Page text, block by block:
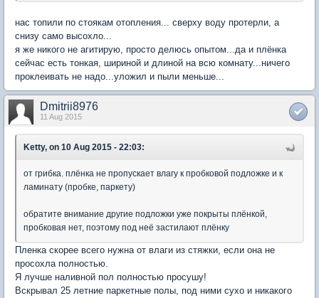
нас топили по стоякам отопления... сверху воду протерли, а
снизу само высохло...
я же никого не агитирую, просто делюсь опытом...да и плёнка
сейчас есть тонкая, шириной и длиной на всю комнату...ничего
проклеивать не надо...уложил и пыли меньше...
Dmitrii8976
11 Aug 2015
Ketty, on 10 Aug 2015 - 22:03:
от грибка. плёнка не пропускает влагу к пробковой подложке и к
ламинату (пробке, паркету)
обратите внимание другие подложки уже покрыты плёнкой,
пробковая нет, поэтому под неё застилают плёнку
Пленка скорее всего нужна от влаги из стяжки, если она не
просохла полностью.
Я лучше наливной пол полностью просушу!
Вскрывал 25 летние паркетные полы, под ними сухо и никакого